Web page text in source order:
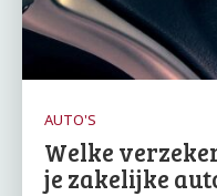
AUTO'S
Welke
je zakelijke